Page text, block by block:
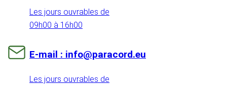
Les jours ouvrables de
09h00 à 16h00
E-mail : info@paracord.eu
Les jours ouvrables de